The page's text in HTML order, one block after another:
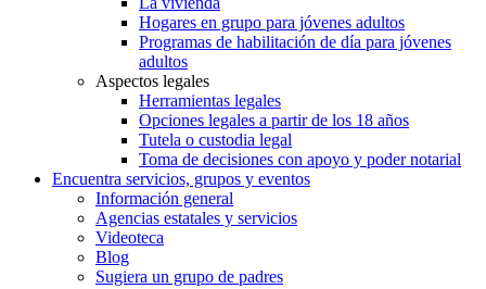
Hogares en grupo para jóvenes adultos
Programas de habilitación de día para jóvenes
adultos
Aspectos legales
Herramientas legales
Opciones legales a partir de los 18 años
Tutela o custodia legal
Toma de decisiones con apoyo y poder notarial
Encuentra servicios, grupos y eventos
Información general
Agencias estatales y servicios
Videoteca
Blog
Sugiera un grupo de padres